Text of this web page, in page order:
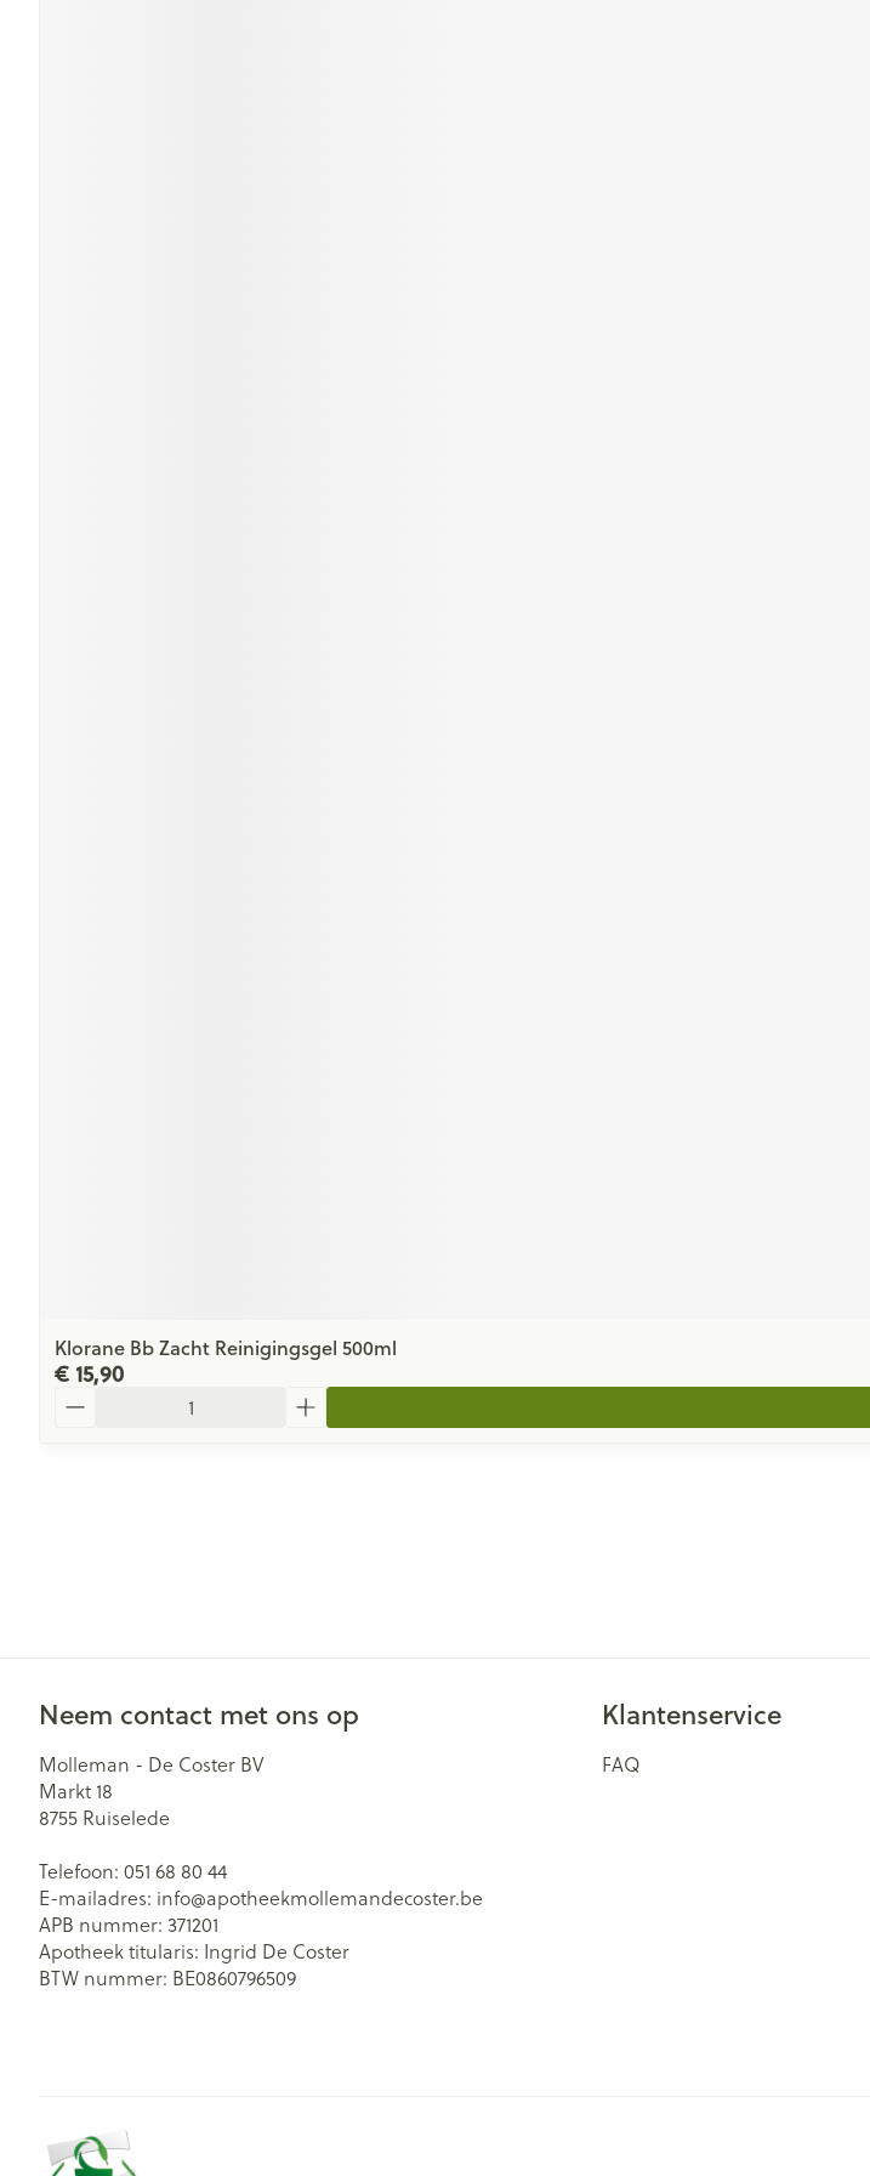
Klorane Bb Zacht Reinigingsgel 500ml
€ 15,90
Neem contact met ons op
Molleman - De Coster BV
Markt 18
8755 Ruiselede
Telefoon: 051 68 80 44
E-mailadres: info@apotheekmollemandecoster.be
APB nummer: 371201
Apotheek titularis: Ingrid De Coster
BTW nummer: BE0860796509
Klantenservice
FAQ